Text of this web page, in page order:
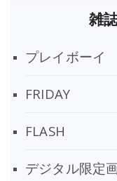
雑
プレイボーイ
FRIDAY
FLASH
デジタル限定